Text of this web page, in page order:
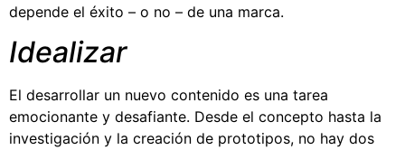
depende el éxito – o no – de una marca.
Idealizar
El desarrollar un nuevo contenido es una tarea
emocionante y desafiante. Desde el concepto hasta la
investigación y la creación de prototipos, no hay dos